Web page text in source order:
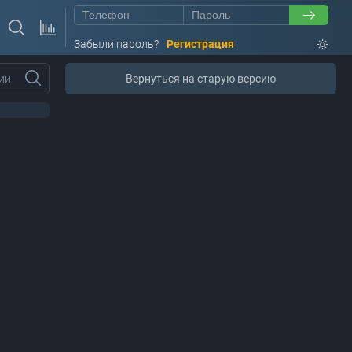
Забыли пароль? Регистрация
Вернуться на старую версию